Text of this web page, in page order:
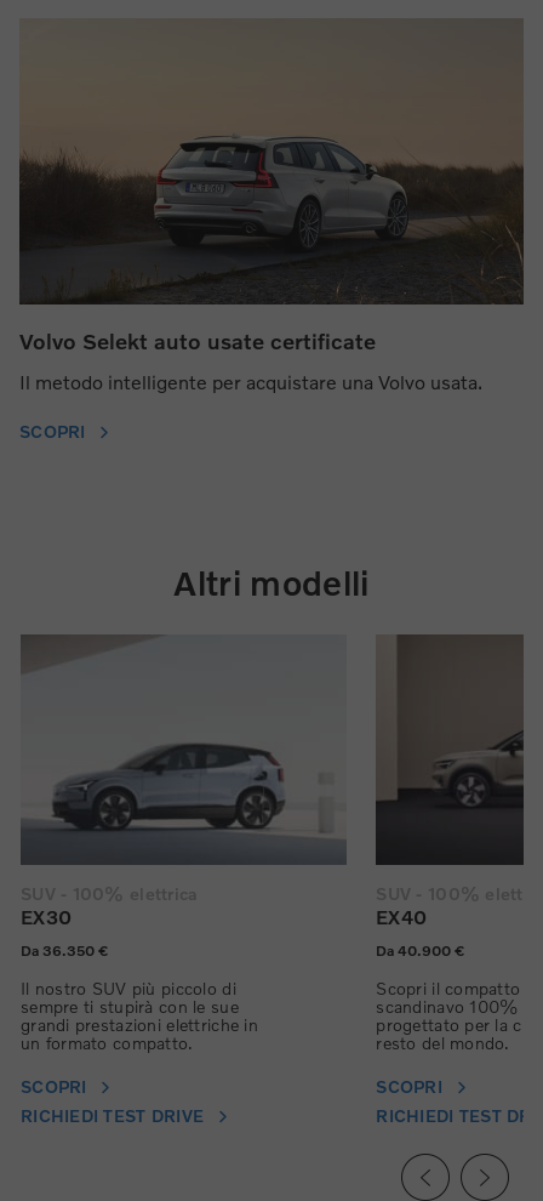
Volvo Selekt auto usate certificate
Il metodo intelligente per acquistare una Volvo usata.
SCOPRI
Altri modelli
EX30
Da 36.350 €
Il nostro SUV più piccolo di
sempre ti stupirà con le sue
grandi prestazioni elettriche in
un formato compatto.
SCOPRI
RICHIEDI TEST DRIVE
EX40
Da 40.900 €
Scopri il compatto
scandinavo 100%
progettato per la
resto del mondo.
SCOPRI
RICHIEDI TEST